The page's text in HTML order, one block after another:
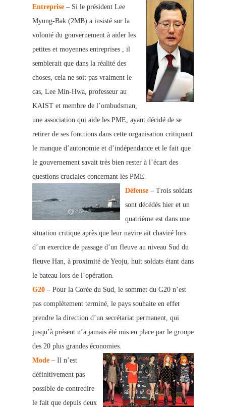
Entreprise – Si le président Lee
Myung-Bak (2MB) a insisté sur la
volonté du gouvernement à aider les
petites et moyennes entreprises , il
semblerait que dans la réalité des
choses, cela ne soit pas vraiment le
cas, Lee Min-Hwa, professeur au
KAIST et membre de l’ombudsman,
une association qui aide les PME, ayant décidé de se
retirer de ses fonctions dans cette organisation critiquant
le manque d’autonomie et d’indépendance et le fait que
le gouvernement savait très bien rester à l’écart des
questions cruciales concernant les PME.
Défense – Trois soldats
sont décédés hier et un
quatrième est dans une
situation critique après que leur navire ait chaviré lors
d’un exercice de passage d’un fleuve au niveau Sud du
fleuve Han, à proximité de Yeoju, huit soldats étant dans
le bateau lors de l’opération.
G20 – Pour la Corée du Sud, le sommet du G20 n’est
pas complètement terminé, le pays souhaite en effet
prendre la direction d’un secrétariat permanent, qui
jusqu’à présent n’a jamais été mis en place par le groupe
des 20 plus grandes économies.
Mode – Il n’est
définitivement pas
possible de contredire
le fait que depuis deux